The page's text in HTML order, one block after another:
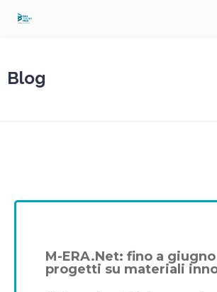
Blog
M-ERA.Net: fino a
progetti su materiali